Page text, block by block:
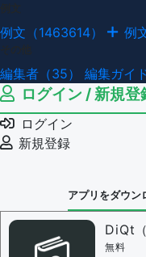
例文（1463614） 例
編集者（35） 編集ガイ
ログイン / 新規登
ログイン
新規登録
アプリをダウン
DiQt
無料